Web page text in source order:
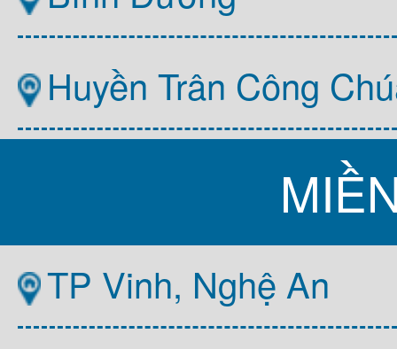
Huyền Trân Công
TP Vinh, Nghệ An